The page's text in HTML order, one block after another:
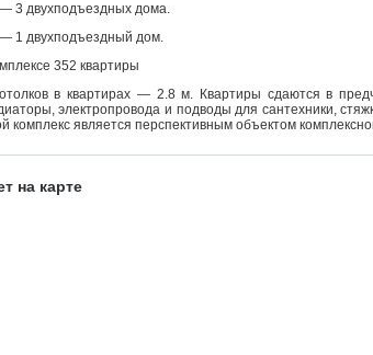
3 двухподъездных дома.
1 двухподъездный дом.
352 квартиры
в квартирах — 2.8 м. Квартиры сдаются в
электропровода и подводы для сантехники,
комплекс является перспективным объектом
на карте